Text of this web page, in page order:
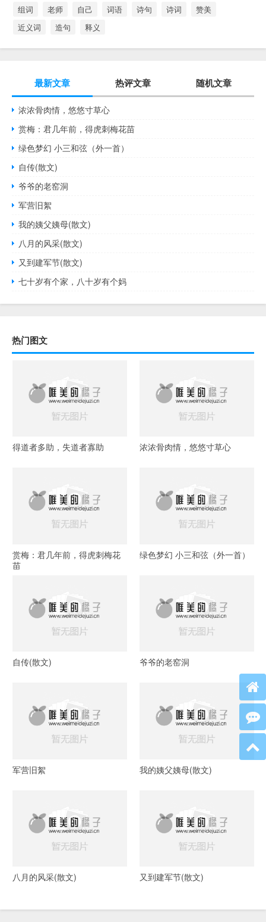
组词
老师 自己 词语 诗句 诗词
赞美
近义词
造句 释义
最新文章 热评文章 随机文章
浓浓骨肉情，悠悠寸草心
赏梅：君几年前，得虎刺梅花苗
绿色梦幻 小三和弦（外一首）
自传(散文)
爷爷的老窑洞
军营旧絮
我的姨父姨母(散文)
八月的风采(散文)
又到建军节(散文)
七十岁有个家，八十岁有个妈
热门图文
得道者多助，失道者寡助 浓浓骨肉情，悠悠寸草心
赏梅：君几年前，得虎刺梅花
苗
绿色梦幻 小三和弦（外一首）
自传(散文) 爷爷的老窑洞
军营旧絮 我的姨父姨母(散文)
八月的风采(散文) 又到建军节(散文)